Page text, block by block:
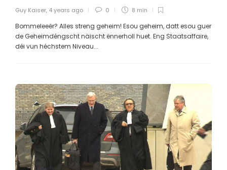
Guy Kaiser, 4 years ago 0 8 min
Bommeleeër? Alles streng geheim! Esou geheim, datt esou guer
de Geheimdéngscht näischt ënnerholl huet. Eng Staatsaffaire,
déi vun héchstem Niveau...